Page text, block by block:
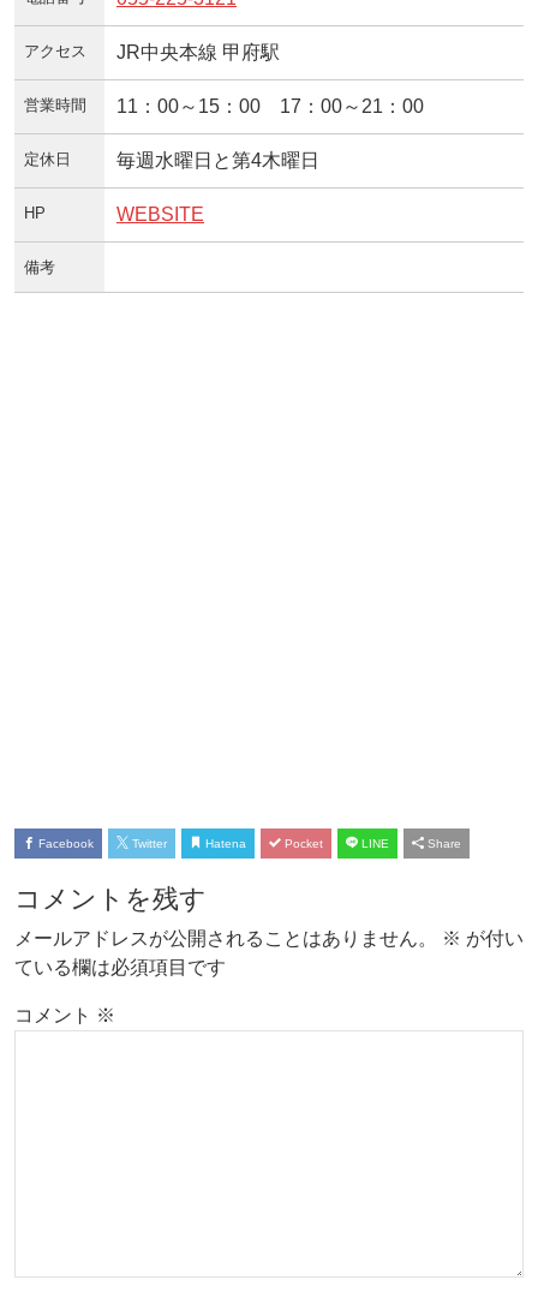
アクセス JR中央本線 甲府駅
営業時間 11：00～15：00 17：00～21：00
定休日 毎週水曜日と第4木曜日
HP WEBSITE
備考
Facebook Twitter Hatena Pocket LINE Share
コメントを残す
メールアドレスが公開されることはありません。 ※ が付い
ている欄は必須項目です
コメント ※